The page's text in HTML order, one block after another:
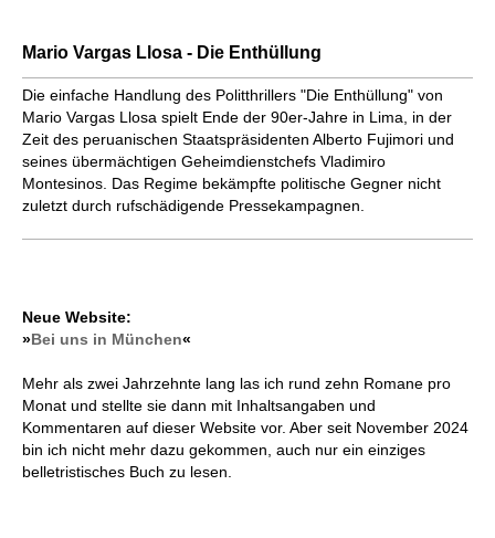
Mario Vargas Llosa - Die Enthüllung
Die einfache Handlung des Politthrillers "Die Enthüllung" von
Mario Vargas Llosa spielt Ende der 90er-Jahre in Lima, in der
Zeit des peruanischen Staatspräsidenten Alberto Fujimori und
seines übermächtigen Geheimdienstchefs Vladimiro
Montesinos. Das Regime bekämpfte politische Gegner nicht
zuletzt durch rufschädigende Pressekampagnen.
Neue Website:
»Bei uns in München«
Mehr als zwei Jahrzehnte lang las ich rund zehn Romane pro
Monat und stellte sie dann mit Inhaltsangaben und
Kommentaren auf dieser Website vor. Aber seit November 2024
bin ich nicht mehr dazu gekommen, auch nur ein einziges
belletristisches Buch zu lesen.